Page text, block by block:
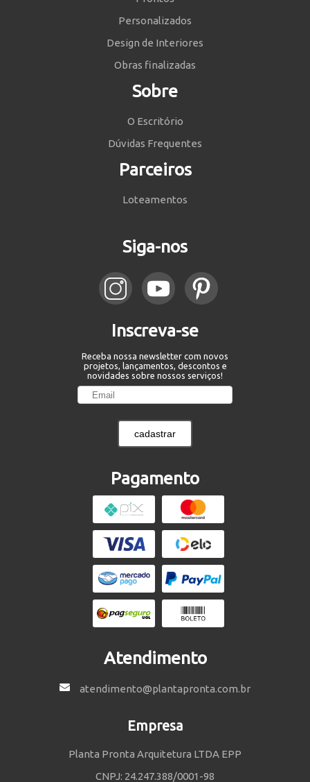
Personalizados
Design de Interiores
Obras finalizadas
Sobre
O Escritório
Dúvidas Frequentes
Parceiros
Loteamentos
Siga-nos
Inscreva-se
Receba nossa newsletter com novos
projetos, lançamentos, descontos e
novidades sobre nossos serviços!
cadastrar
Pagamento
Atendimento
atendimento@plantapronta.com.br
Empresa
Planta Pronta Arquitetura LTDA EPP
CNPJ: 24.247.388/0001-98